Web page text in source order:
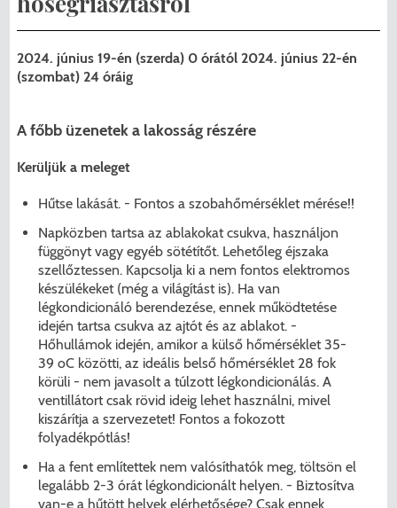
Központhoz való csatlakozása
korszerűsítése
Komplex csapadékvíz-elvezetés
korszerűsítése Pécelen II. ütem
Pécel Város Önkormányzata 250 000
000 Ft értékű támogatást nyert az
alábbi projekt vonatkozásában.
Menzakártya/Applikáció
Kedvezmények/Diéta/Allergia
Étkezési térítési díjak
Kapcsolat
2025/2026. tanév
2024. június 19-én (szerda) 0 órától 2024. június 22-én
(szombat) 24 óráig
A főbb üzenetek a lakosság részére
Kerüljük a meleget
Hűtse lakását. - Fontos a szobahőmérséklet mérése!!
Napközben tartsa az ablakokat csukva, használjon
függönyt vagy egyéb sötétítőt. Lehetőleg éjszaka
szellőztessen. Kapcsolja ki a nem fontos elektromos
készülékeket (még a világítást is). Ha van
légkondicionáló berendezése, ennek működtetése
idején tartsa csukva az ajtót és az ablakot. -
Hőhullámok idején, amikor a külső hőmérséklet 35-
39 oC közötti, az ideális belső hőmérséklet 28 fok
körüli - nem javasolt a túlzott légkondicionálás. A
ventillátort csak rövid ideig lehet használni, mivel
kiszárítja a szervezetet! Fontos a fokozott
folyadékpótlás!
Ha a fent említettek nem valósíthatók meg, töltsön el
legalább 2-3 órát légkondicionált helyen. - Biztosítva
van-e a hűtött helyek elérhetősége? Csak ennek